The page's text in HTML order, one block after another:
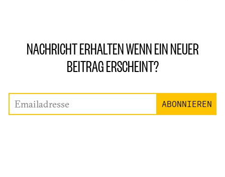
NACHRICHT ERHALTEN WENN EIN NEUER
BEITRAG ERSCHEINT?
Emailadresse
ABONNIEREN